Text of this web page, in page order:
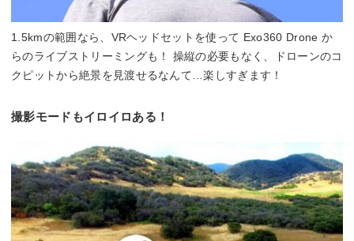
1.5kmの範囲なら、VRヘッドセットを使って Exo360 Drone か
らのライブストリーミングも！ 操縦の必要もなく、ドローンのコ
クピットから絶景を見渡せるなんて…楽しすぎます！
撮影モードもイロイロある！